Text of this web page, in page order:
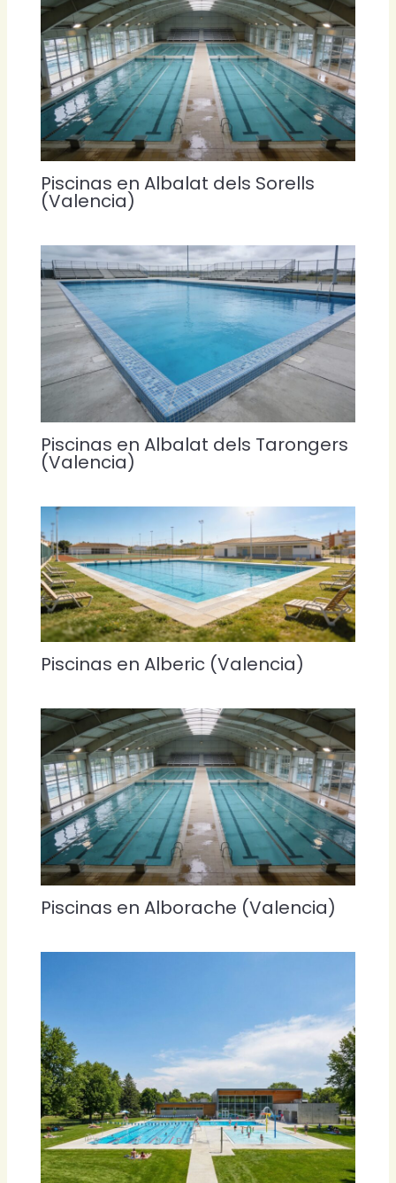
Piscinas en Albalat dels Sorells
(Valencia)
Piscinas en Albalat dels Tarongers
(Valencia)
Piscinas en Alberic (Valencia)
Piscinas en Alborache (Valencia)